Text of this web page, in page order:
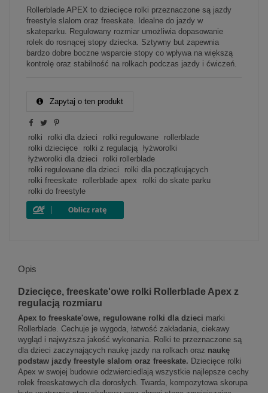
Rollerblade APEX to dziecięce rolki przeznaczone są jazdy
freestyle slalom oraz freeskate. Idealne do jazdy w
skateparku. Regulowany rozmiar umożliwia dopasowanie
rolek do rosnącej stopy dziecka. Sztywny but zapewnia
bardzo dobre boczne wsparcie stopy co wpływa na większą
kontrolę oraz stabilność na rolkach podczas jazdy i ćwiczeń.
Zapytaj o ten produkt
rolki rolki dla dzieci rolki regulowane
rollerblade
rolki dziecięce
rolki z regulacją
łyżworolki
łyżworolki dla dzieci
rolki rollerblade
rolki regulowane dla dzieci
rolki dla początkujących
rolki freeskate
rollerblade apex
rolki do skate parku
rolki do freestyle
Opis
Dziecięce, freeskate'owe rolki Rollerblade Apex z
regulacją rozmiaru
Apex to freeskate'owe, regulowane rolki dla dzieci marki
Rollerblade. Cechuje je wygoda, łatwość zakładania, ciekawy
wygląd i najwyższa jakość wykonania. Rolki te przeznaczone są
dla dzieci zaczynających naukę jazdy na rolkach oraz naukę
podstaw jazdy freestyle slalom oraz freeskate. Dziecięce rolki
Apex w swojej budowie odzwierciedlają wszystkie najlepsze cechy
rolek freeskatowych dla dorosłych. Twarda, kompozytowa skorupa